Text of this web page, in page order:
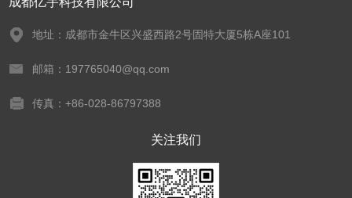
地址：成都市金牛区兴盛西路2号固特大厦5栋A座101
邮箱：197765040@qq.com
传真：+86-028-86797388
关注我们